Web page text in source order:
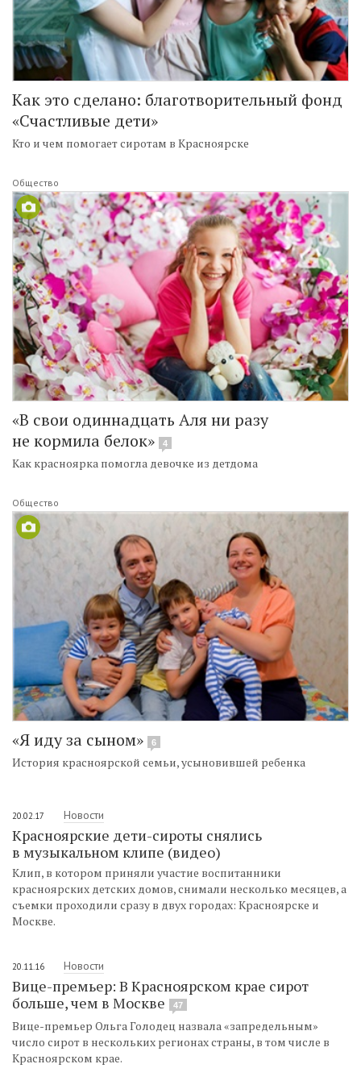
Как это сделано: благотворительный фонд
«Счастливые дети»
Кто и чем помогает сиротам в Красноярске
Общество
«В свои одиннадцать Аля ни разу
не кормила белок»
4
Как красноярка помогла девочке из детдома
Общество
«Я иду за сыном» 6
История красноярской семьи, усыновившей ребенка
20.02.17 Новости
Красноярские дети-сироты снялись
в музыкальном клипе (видео)
Клип, в котором приняли участие воспитанники
красноярских детских домов, снимали несколько месяцев, а
съемки проходили сразу в двух городах: Красноярске и
Москве.
20.11.16 Новости
Вице-премьер: В Красноярском крае сирот
больше, чем в Москве
47
Вице-премьер Ольга Голодец назвала «запредельным»
число сирот в нескольких регионах страны, в том числе в
Красноярском крае.